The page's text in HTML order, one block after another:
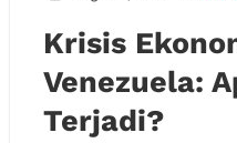
Krisis
Venezuela:
Terjadi?